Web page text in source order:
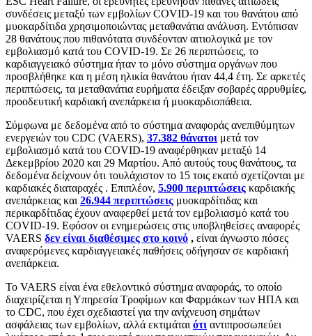
συνδέσεις μεταξύ των εμβολίων COVID-19 και του θανάτου από
μυοκαρδίτιδα χρησιμοποιώντας μεταθανάτια ανάλυση. Εντόπισαν
28 θανάτους που πιθανότατα συνδέονταν αιτιολογικά με τον
εμβολιασμό κατά του COVID-19. Σε 26 περιπτώσεις, το
καρδιαγγειακό σύστημα ήταν το μόνο σύστημα οργάνων που
προσβλήθηκε και η μέση ηλικία θανάτου ήταν 44,4 έτη. Σε αρκετές
περιπτώσεις, τα μεταθανάτια ευρήματα έδειξαν σοβαρές αρρυθμίες,
προοδευτική καρδιακή ανεπάρκεια ή μυοκαρδιοπάθεια.
Σύμφωνα με δεδομένα από το σύστημα αναφοράς ανεπιθύμητων
ενεργειών του CDC (VAERS), 37.382 θάνατοι μετά τον
εμβολιασμό κατά του COVID-19 αναφέρθηκαν μεταξύ 14
Δεκεμβρίου 2020 και 29 Μαρτίου. Από αυτούς τους θανάτους, τα
δεδομένα δείχνουν ότι τουλάχιστον το 15 τοις εκατό σχετίζονται με
καρδιακές διαταραχές . Επιπλέον, 5.900 περιπτώσεις καρδιακής
ανεπάρκειας και 26.944 περιπτώσεις μυοκαρδίτιδας και
περικαρδίτιδας έχουν αναφερθεί μετά τον εμβολιασμό κατά του
COVID-19. Εφόσον οι ενημερώσεις στις υποβληθείσες αναφορές
VAERS δεν είναι διαθέσιμες στο κοινό , είναι άγνωστο πόσες
αναφερόμενες καρδιαγγειακές παθήσεις οδήγησαν σε καρδιακή
ανεπάρκεια.
Το VAERS είναι ένα εθελοντικό σύστημα αναφοράς, το οποίο
διαχειρίζεται η Υπηρεσία Τροφίμων και Φαρμάκων των ΗΠΑ και
το CDC, που έχει σχεδιαστεί για την ανίχνευση σημάτων
ασφάλειας των εμβολίων, αλλά εκτιμάται ότι αντιπροσωπεύει